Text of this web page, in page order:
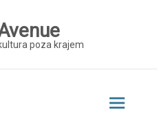
poza krajem